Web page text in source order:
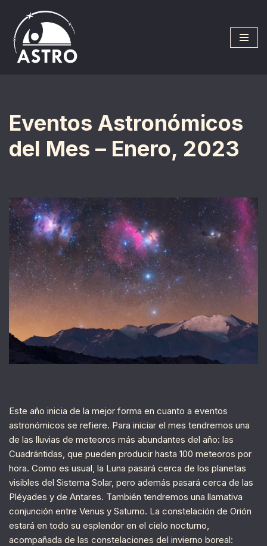
Saltar
al
contenido
Eventos Astronómicos
del Mes – Enero, 2023
Este año inicia de la mejor forma en cuanto a eventos
astronómicos se refiere. Para iniciar el mes tendremos una
de las lluvias de meteoros más abundantes del año: las
Cuadrántidas, que pueden producir hasta 100 meteoros por
hora. Como es usual, la Luna pasará cerca de los planetas
visibles del Sistema Solar, pero además pasará cerca de las
Pléyades y de Antares. También tendremos una llamativa
conjunción entre Venus y Saturno. La constelación de Orión
estará en todo su esplendor en el cielo nocturno,
acompañada de las constelaciones del invierno boreal: